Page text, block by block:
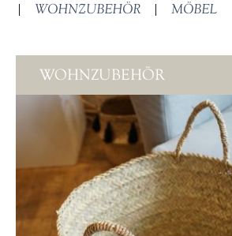
|
WOHNZUBEHÖR | MÖBEL
WOHNZUBEHÖR